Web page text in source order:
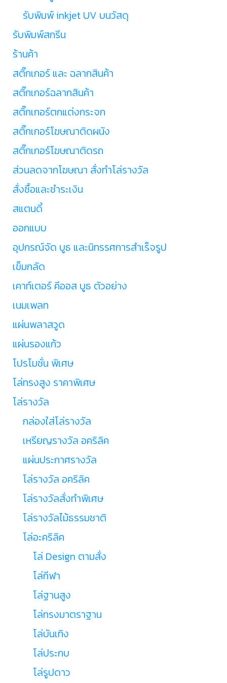
รับพิมพ์ inkjet UV บนวัสดุ
รับพิมพ์สกรีน
ร้านค้า
สติ๊กเกอร์ และ ฉลากสินค้า
สติ๊กเกอร์ฉลากสินค้า
สติ๊กเกอร์ตกแต่งกระจก
สติ๊กเกอร์โฆษณาติดผนัง
สติ๊กเกอร์โฆษณาติดรถ
ส่วนลดจากโฆษณา สั่งทำโล่รางวัล
สั่งซื้อและชำระเงิน
สแตนดี้
ออกแบบ
อุปกรณ์จัด บูธ และนิทรรศการสำเร็จรูป
เข็มกลัด
เคาท์เตอร์ คีออส บูธ ตัวอย่าง
เนมเพลท
แผ่นพลาสวูด
แผ่นรองแก้ว
โปรโมชั่น พิเศษ
โล่ทรงสูง ราคาพิเศษ
โล่รางวัล
กล่องใส่โล่รางวัล
เหรียญรางวัล อคริลิค
แผ่นประกาศรางวัล
โล่รางวัล อคริลิค
โล่รางวัลสั่งทำพิเศษ
โล่รางวัลไม้ธรรมชาติ
โล่อะคริลิค
โล่ Design ตามสั่ง
โล่กีฬา
โล่ฐานสูง
โล่ทรงมาตราฐาน
โล่บันเทิง
โล่ประกบ
โล่รูปดาว